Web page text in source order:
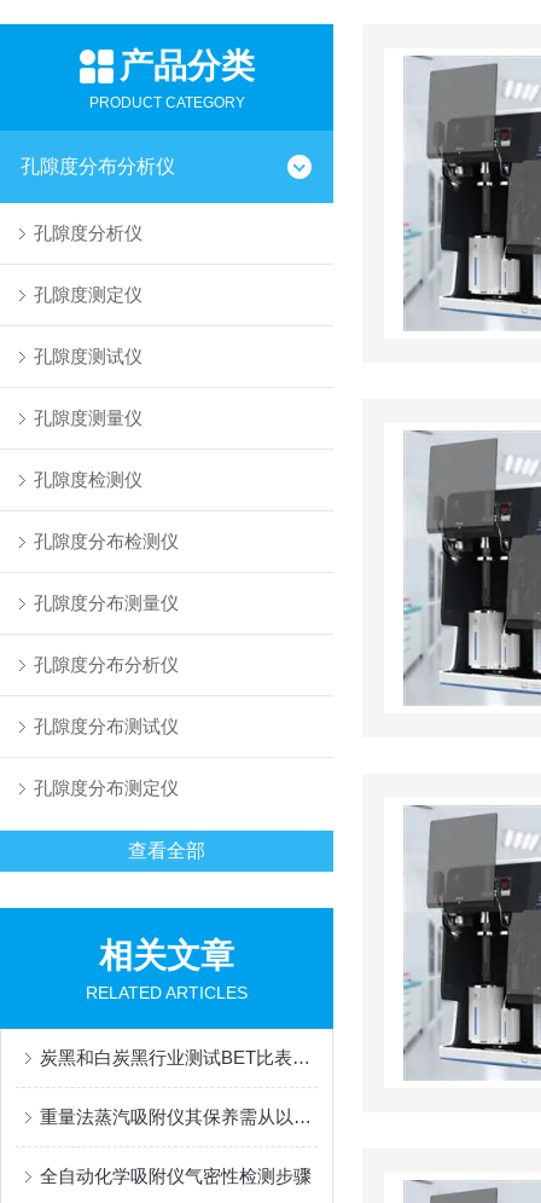
产品分类
PRODUCT CATEGORY
孔隙度分布分析仪
孔隙度分析仪
孔隙度测定仪
孔隙度测试仪
孔隙度测量仪
孔隙度检测仪
孔隙度分布检测仪
孔隙度分布测量仪
孔隙度分布分析仪
孔隙度分布测试仪
孔隙度分布测定仪
查看全部
相关文章
RELATED ARTICLES
炭黑和白炭黑行业测试BET比表面积和孔径分布（总孔体积）
重量法蒸汽吸附仪其保养需从以下方面入手
全自动化学吸附仪气密性检测步骤